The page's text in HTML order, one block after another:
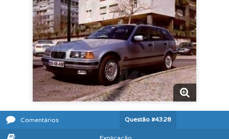
Comentários Questão #4328